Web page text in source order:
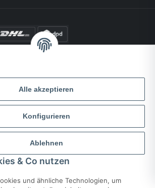
Alle akzeptieren
Konfigurieren
Ablehnen
& Co nutzen
und ähnliche Technologien, um
USt., zzgl.Versand
Powered byMD IT Solutions